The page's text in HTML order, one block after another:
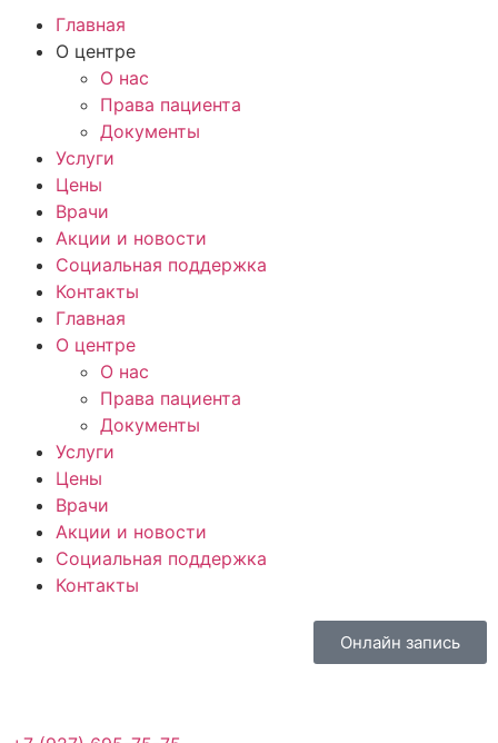
Главная
О центре
О нас
Права пациента
Документы
Услуги
Цены
Врачи
Акции и новости
Социальная поддержка
Контакты
Главная
О центре
О нас
Права пациента
Документы
Услуги
Цены
Врачи
Акции и новости
Социальная поддержка
Контакты
Онлайн запись